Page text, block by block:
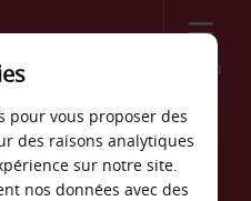
Menu
Visby
pour vous proposer des
des raisons analytiques
sur notre site.
nos données avec des